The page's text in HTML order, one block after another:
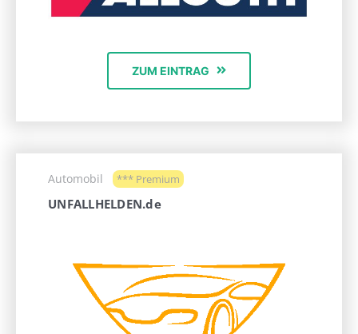
ZUM EINTRAG
Automobil *** Premium
UNFALLHELDEN.de